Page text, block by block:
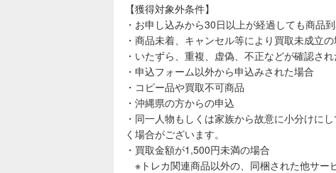
【獲得対象外条件】
・お申し込みから30日以上が経過しても商品
・商品未着、キャンセル等により買取未成立
・いたずら、重複、虚偽、不正などが確認さ
・申込フォーム以外から申込みされた場合
・コピー品や買取不可商品
・沖縄県の方からの申込
・同一人物もしくは家族から故意に小分けに
く場合がございます。
・買取金額が1,500円未満の場合
※トレカ関連商品以外の、同梱された他サー